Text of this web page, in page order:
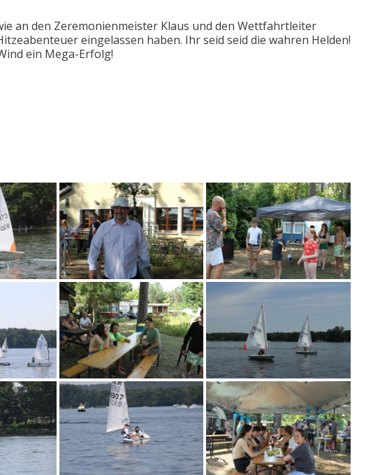
an den Zeremonienmeister Klaus und den Wettfahrtleiter
eingelassen haben. Ihr seid seid die wahren Helden!
ein Mega-Erfolg!